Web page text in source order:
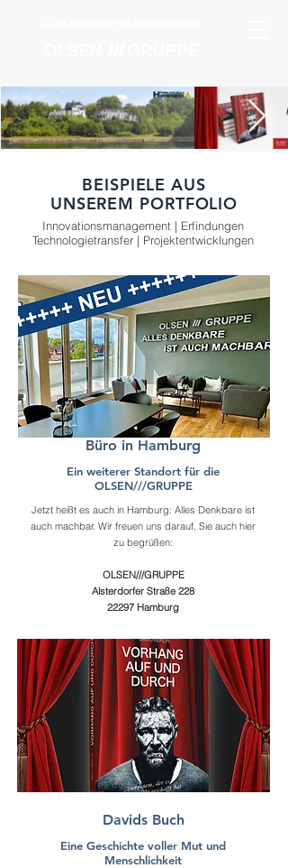
BEISPIELE AUS
UNSEREM PORTFOLIO
Innovationsmanagement | Erfindungen
Technologietransfer | Projektentwicklungen
Büro in Hamburg
Ein weiterer Standort für die
OLSEN///GRUPPE
Jetzt heißt es auch in Hamburg: Alles Denkbare ist
auch machbar. Wir freuen uns darauf, Sie auch hier
zu begrüßen:
OLSEN///GRUPPE
Alsterdorfer Straße 228
22297 Hamburg
Davids Buch
Eine Geschichte voller Mut und
Menschlichkeit